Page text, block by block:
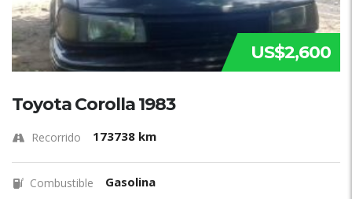
US$2,600
Toyota Corolla 1983
Recorrido 173738 km
Combustible Gasolina